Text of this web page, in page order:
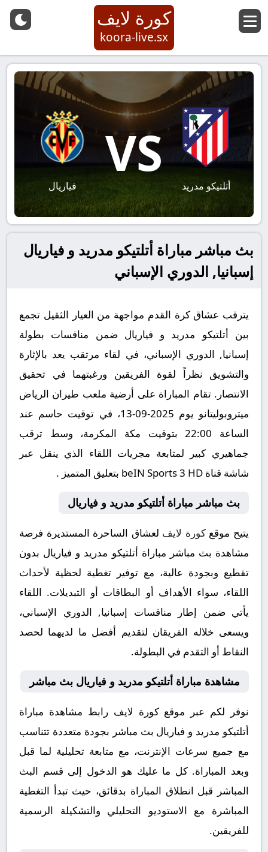
كورة لايف
koora-live.sx
أتلتيكو مدريد
VS
فياريال
بث مباشر مباراة أتلتيكو مدريد و فياريال
إسبانيا, الدوري الإسباني
يترقب عشاق كرة القدم مواجهة من العيار الثقيل تجمع
بين أتلتيكو مدريد و فياريال ضمن منافسات بطولة
إسبانيا, الدوري الإسباني، في لقاء مرتقب يعد بالإثارة
والتشويق نظراً لقوة الفريقين ورغبتهما في تحقيق
الانتصار. تقام المباراة على أرضية ملعب طيران الرياض
ميتروبوليتانو يوم 2025-09-13، في توقيت حاسم عند
الساعة 22:00 بتوقيت مكة المكرمة، وسط ترقب
جماهيري كبير لمتابعة مجريات اللقاء الذي ينقل عبر
شاشة قناة beIN Sports 3 HD بتعليق المتميز .
بث مباشر مباراة أتلتيكو مدريد و فياريال
يتيح موقعكورة لايف لعشاق الساحرة المستديرة فرصة
مشاهدة بث مباشر مباراة أتلتيكو مدريد و فياريال بدون
تقطيع وبجودة عالية، مع توفير تغطية لحظية لأحداث
اللقاء، سواء الأهداف أو البطاقات أو التبديلات. اللقاء
يأتي ضمن إطار منافسات إسبانيا, الدوري الإسباني،
ويسعى خلاله الفريقان لتقديم أفضل ما لديهما لحصد
النقاط أو التقدم في البطولة.
مشاهدة مباراة أتلتيكو مدريد و فياريال بث مباشر
نوفر لكم عبر موقع كورة لايف رابط مشاهدة مباراة
أتلتيكو مدريد و فياريال بث مباشر بجودة متعددة تتناسب
مع جميع سرعات الإنترنت، مع متابعة تحليلية لما قبل
وبعد المباراة. كل ما عليك هو الدخول إلى قسم البث
المباشر قبل انطلاق المباراة بدقائق، حيث تبدأ التغطية
المباشرة مع الاستوديو التحليلي والتشكيلة الرسمية
للفريقين.